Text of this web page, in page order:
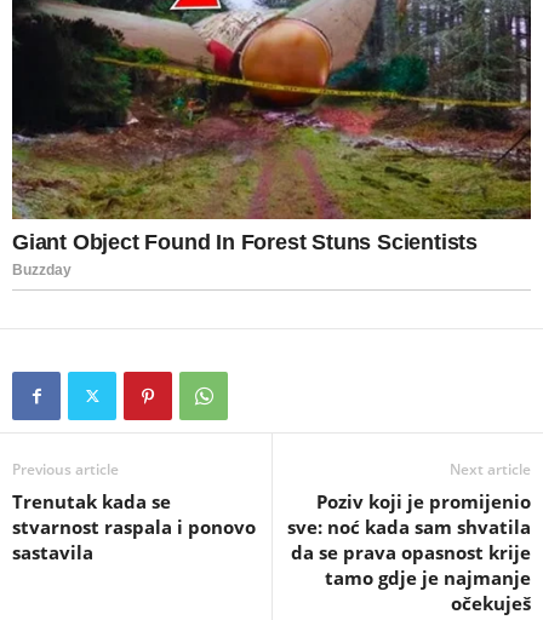
Previous article
Trenutak kada se
stvarnost raspala i ponovo
sastavila
Next article
Poziv koji je promijenio
sve: noć kada sam shvatila
da se prava opasnost krije
tamo gdje je najmanje
očekuješ